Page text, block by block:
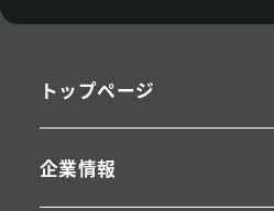
トップページ
企業情報